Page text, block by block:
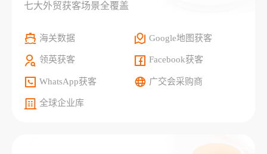
七大外贸获客场景全覆盖
海关数据 Google地图获客
领英获客 Facebook获客
WhatsApp获客 广交会采购商
全球企业库